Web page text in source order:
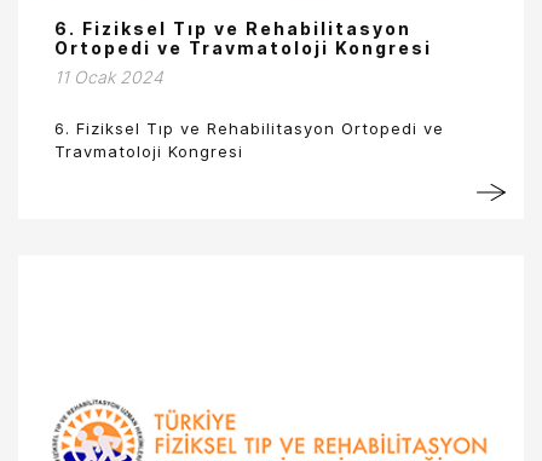
6. Fiziksel Tıp ve Rehabilitasyon
Ortopedi ve Travmatoloji Kongresi
11 Ocak 2024
6. Fiziksel Tıp ve Rehabilitasyon Ortopedi ve
Travmatoloji Kongresi